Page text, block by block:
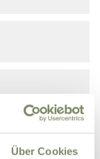
Über Cookies